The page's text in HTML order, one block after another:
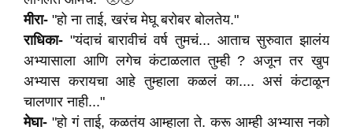
मीरा- "हो ना ताई, खरंच मेघू बरोबर बोलतेय."
राधिका- "यंदाचं बारावीचं वर्ष तुमचं... आताच सुरुवात झालंय
अभ्यासाला आणि लगेच कंटाळलात तुम्ही ? अजून तर खुप
अभ्यास करायचा आहे तुम्हाला कळलं का.... असं कंटाळून
चालणार नाही..."
मेघा- "हो गं ताई, कळतंय आम्हाला ते. करू आम्ही अभ्यास नको